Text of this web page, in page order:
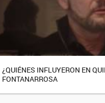
¿QUIÉNES INFLUYERON EN
FONTANARROSA